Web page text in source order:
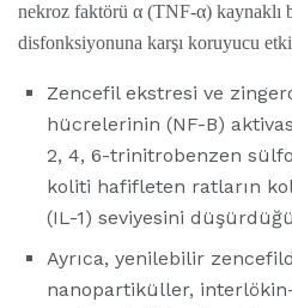
nekroz faktörü α (TNF-α) kaynaklı
disfonksiyonuna karşı koruyucu
Zencefil ekstresi ve
hücrelerinin (NF-B)
2, 4, 6-trinitrobenzen
koliti hafifleten ratların
(IL-1) seviyesini
Ayrıca, yenilebilir
nanopartiküller,